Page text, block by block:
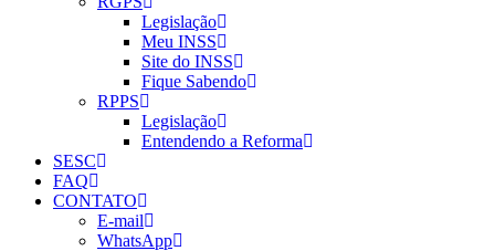
Legislação
Meu INSS
Site do INSS
Fique Sabendo
RPPS
Legislação
Entendendo a Reforma
SESC
FAQ
CONTATO
E-mail
WhatsApp